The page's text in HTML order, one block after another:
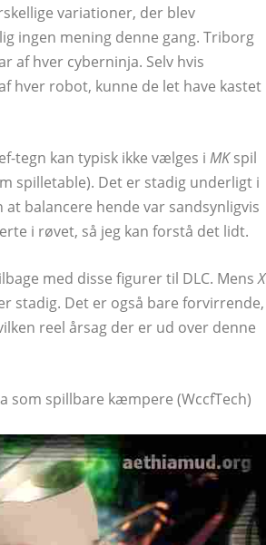
variationer, der blev
ingen mening denne gang. Triborg
af hver cyberninja. Selv hvis
hver robot, kunne de let have kastet
tegn kan typisk ikke vælges i MKspil
spilletable). Det er stadig underligt i
balancere hende var sandsynligvis
i røvet, så jeg kan forstå det lidt.
med disse figurer til DLC. MensX
stadig. Det er også bare forvirrende,
reel årsag der er ud over denne
som spillbare kæmpere (WccfTech)